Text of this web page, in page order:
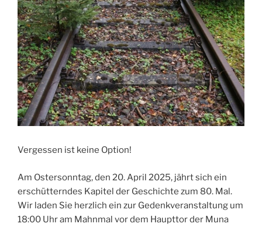
Vergessen ist keine Option!
Am Ostersonntag, den 20. April 2025, jährt sich ein
erschütterndes Kapitel der Geschichte zum 80. Mal.
Wir laden Sie herzlich ein zur Gedenkveranstaltung um
18:00 Uhr am Mahnmal vor dem Haupttor der Muna